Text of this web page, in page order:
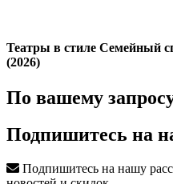
Театры в стиле Семейный
(2026)
По вашему
Подпишитесь на
Подпишитесь на нашу